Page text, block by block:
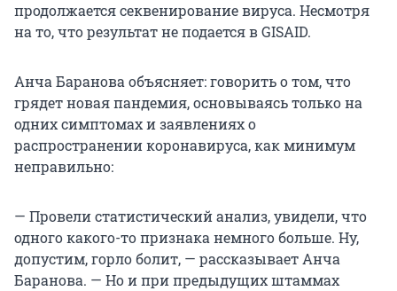
продолжается секвенирование вируса. Несмотря
на то, что результат не подается в GISAID.
Анча Баранова объясняет: говорить о том, что
грядет новая пандемия, основываясь только на
одних симптомах и заявлениях о
распространении коронавируса, как минимум
неправильно:
— Провели статистический анализ, увидели, что
одного какого-то признака немного больше. Ну,
допустим, горло болит, — рассказывает Анча
Баранова. — Но и при предыдущих штаммах